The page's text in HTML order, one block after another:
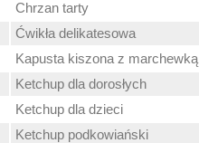
Chrzan tarty
Ćwikła delikatesowa
Kapusta kiszona z marchewką
Ketchup dla dorosłych
Ketchup dla dzieci
Ketchup podkowiański